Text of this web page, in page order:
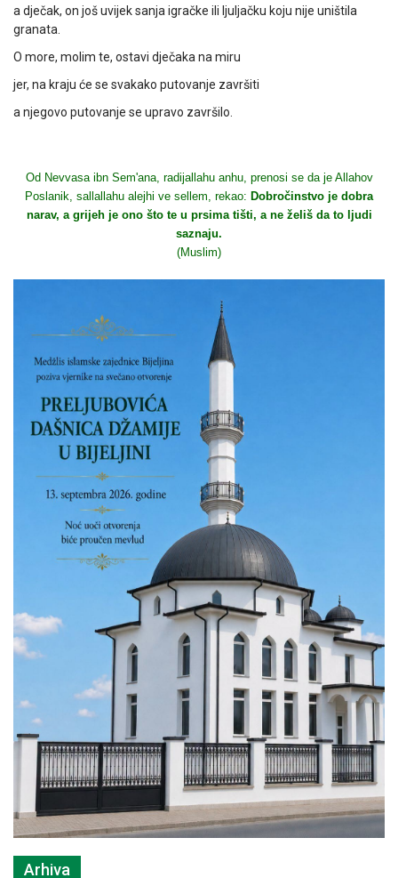
a dječak, on još uvijek sanja igračke ili ljuljačku koju nije uništila
granata.
O more, molim te, ostavi dječaka na miru
jer, na kraju će se svakako putovanje završiti
a njegovo putovanje se upravo završilo.
Od Nevvasa ibn Sem'ana, radijallahu anhu, prenosi se da je Allahov
Poslanik, sallallahu alejhi ve sellem, rekao: Dobročinstvo je dobra
narav, a grijeh je ono što te u prsima tišti, a ne želiš da to ljudi
saznaju.
(Muslim)
Arhiva